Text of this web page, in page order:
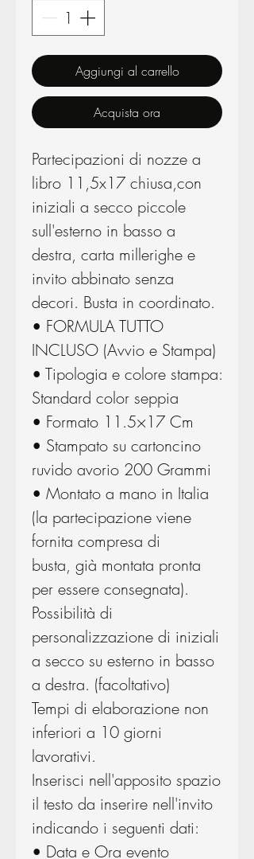
Aggiungi al carrello
Acquista ora
Partecipazioni di nozze a
libro 11,5x17 chiusa,con
iniziali a secco piccole
sull'esterno in basso a
destra, carta millerighe e
invito abbinato senza
decori. Busta in coordinato.
• FORMULA TUTTO
INCLUSO (Avvio e Stampa)
• Tipologia e colore stampa:
Standard color seppia
• Formato 11.5×17 Cm
• Stampato su cartoncino
ruvido avorio 200 Grammi
• Montato a mano in Italia
(la partecipazione viene
fornita compresa di
busta, già montata pronta
per essere consegnata).
Possibilità di
personalizzazione di iniziali
a secco su esterno in basso
a destra. (facoltativo)
Tempi di elaborazione non
inferiori a 10 giorni
lavorativi.
Inserisci nell'apposito spazio
il testo da inserire nell'invito
indicando i seguenti dati:
• Data e Ora evento